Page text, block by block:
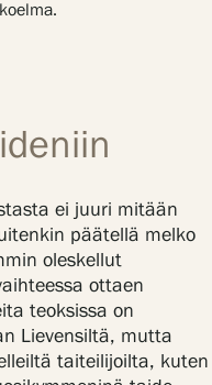
ei juuri mitään
päätellä melko
oleskellut
ottaen
teoksissa on
Lievensiltä, mutta
taiteilijoilta, kuten